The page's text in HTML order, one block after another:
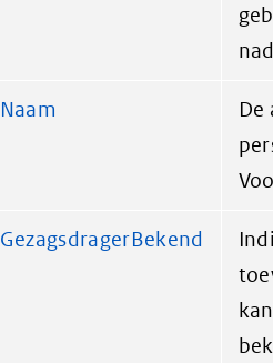
Naam
GezagsdragerBekend